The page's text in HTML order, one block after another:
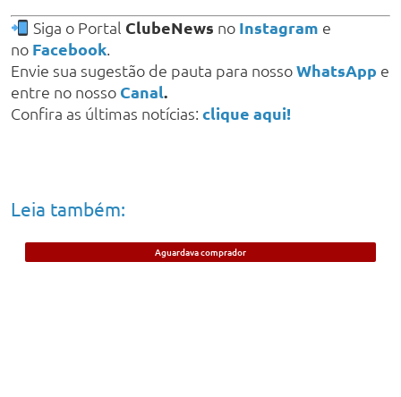
Siga o Portal ClubeNews no Instagram e
no Facebook.
Envie sua sugestão de pauta para nossoWhatsApp e
entre no nosso Canal.
Confira as últimas notícias: clique aqui!
Leia também:
Aguardava comprador